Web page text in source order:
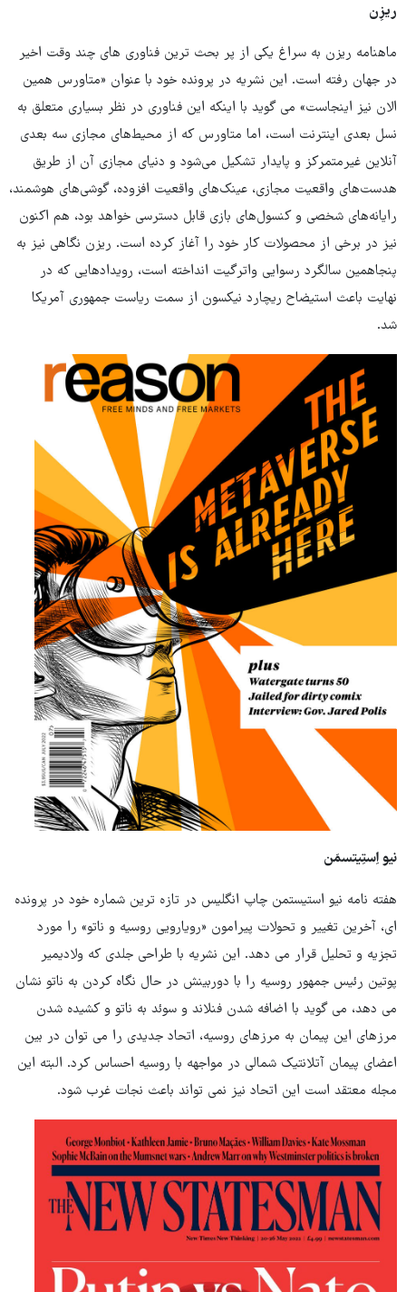
ریزِن
ماهنامه ریزن به سراغ یکی از پر بحث ترین فناوری های چند وقت اخیر
در جهان رفته است. این نشریه در پرونده خود با عنوان «متاورس همین
الان نیز اینجاست» می گوید با اینکه این فناوری در نظر بسیاری متعلق به
نسل بعدی اینترنت است، اما متاورس که از محیط‌های مجازی سه بعدی
آنلاین غیرمتمرکز و پایدار تشکیل می‌شود و دنیای مجازی آن از طریق
هدست‌های واقعیت مجازی، عینک‌های واقعیت افزوده، گوشی‌های هوشمند،
رایانه‌های شخصی و کنسول‌های بازی قابل دسترسی خواهد بود، هم اکنون
نیز در برخی از محصولات کار خود را آغاز کرده است. ریزن نگاهی نیز به
پنجاهمین سالگرد رسوایی واترگیت انداخته است، رویدادهایی که در
نهایت باعث استیضاح ریچارد نیکسون از سمت ریاست جمهوری آمریکا
شد.
نیو اِستِیتسمَن
هفته نامه نیو استیستمن چاپ انگلیس در تازه ترین شماره خود در پرونده
ای، آخرین تغییر و تحولات پیرامون «رویارویی روسیه و ناتو» را مورد
تجزیه و تحلیل قرار می دهد. این نشریه با طراحی جلدی که ولادیمیر
پوتین رئیس جمهور روسیه را با دوربینش در حال نگاه کردن به ناتو نشان
می دهد، می گوید با اضافه شدن فنلاند و سوئد به ناتو و کشیده شدن
مرزهای این پیمان به مرزهای روسیه، اتحاد جدیدی را می توان در بین
اعضای پیمان آتلانتیک شمالی در مواجهه با روسیه احساس کرد. البته این
مجله معتقد است این اتحاد نیز نمی تواند باعث نجات غرب شود.